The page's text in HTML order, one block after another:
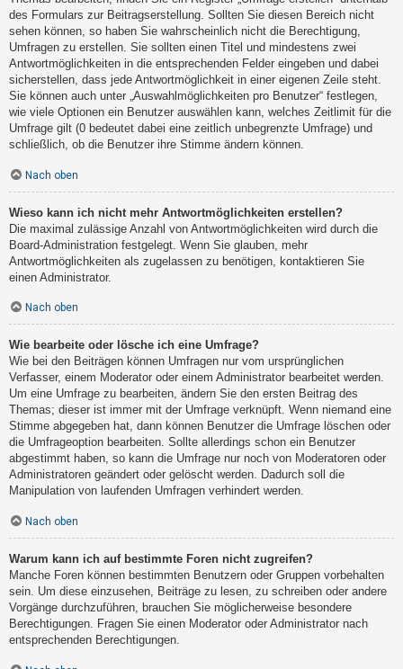
des Formulars zur Beitragserstellung. Sollten Sie diesen Bereich nicht
sehen können, so haben Sie wahrscheinlich nicht die Berechtigung,
Umfragen zu erstellen. Sie sollten einen Titel und mindestens zwei
Antwortmöglichkeiten in die entsprechenden Felder eingeben und dabei
sicherstellen, dass jede Antwortmöglichkeit in einer eigenen Zeile steht.
Sie können auch unter „Auswahlmöglichkeiten pro Benutzer“ festlegen,
wie viele Optionen ein Benutzer auswählen kann, welches Zeitlimit für die
Umfrage gilt (0 bedeutet dabei eine zeitlich unbegrenzte Umfrage) und
schließlich, ob die Benutzer ihre Stimme ändern können.
Nach oben
Wieso kann ich nicht mehr Antwortmöglichkeiten erstellen?
Die maximal zulässige Anzahl von Antwortmöglichkeiten wird durch die
Board-Administration festgelegt. Wenn Sie glauben, mehr
Antwortmöglichkeiten als zugelassen zu benötigen, kontaktieren Sie
einen Administrator.
Nach oben
Wie bearbeite oder lösche ich eine Umfrage?
Wie bei den Beiträgen können Umfragen nur vom ursprünglichen
Verfasser, einem Moderator oder einem Administrator bearbeitet werden.
Um eine Umfrage zu bearbeiten, ändern Sie den ersten Beitrag des
Themas; dieser ist immer mit der Umfrage verknüpft. Wenn niemand eine
Stimme abgegeben hat, dann können Benutzer die Umfrage löschen oder
die Umfrageoption bearbeiten. Sollte allerdings schon ein Benutzer
abgestimmt haben, so kann die Umfrage nur noch von Moderatoren oder
Administratoren geändert oder gelöscht werden. Dadurch soll die
Manipulation von laufenden Umfragen verhindert werden.
Nach oben
Warum kann ich auf bestimmte Foren nicht zugreifen?
Manche Foren können bestimmten Benutzern oder Gruppen vorbehalten
sein. Um diese einzusehen, Beiträge zu lesen, zu schreiben oder andere
Vorgänge durchzuführen, brauchen Sie möglicherweise besondere
Berechtigungen. Fragen Sie einen Moderator oder Administrator nach
entsprechenden Berechtigungen.